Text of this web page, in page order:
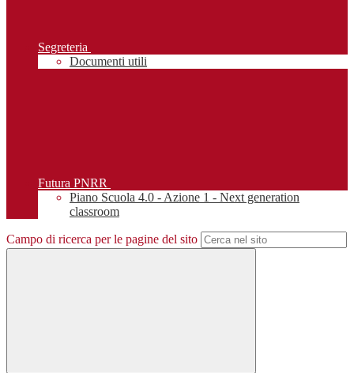
Segreteria
Documenti utili
Futura PNRR
Piano Scuola 4.0 - Azione 1 - Next generation
classroom
Campo di ricerca per le pagine del sito